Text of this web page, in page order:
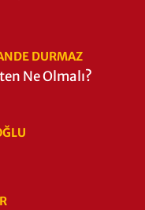
DURMAZ
Ne Olmalı?